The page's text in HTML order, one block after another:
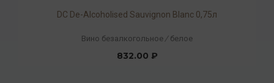
DC De-Alcoholised Sauvignon Blanc 0,75л
Вино безалкогольное / белое
832.00 ₽